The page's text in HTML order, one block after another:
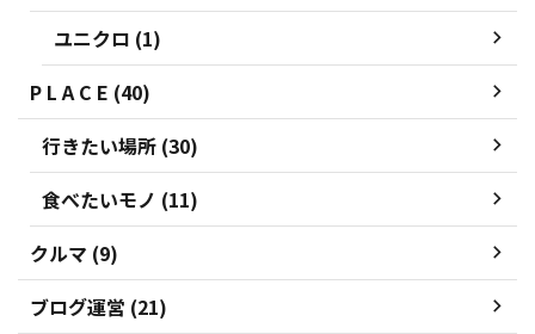
ユニクロ (1)
P L A C E (40)
行きたい場所 (30)
食べたいモノ (11)
クルマ (9)
ブログ運営 (21)